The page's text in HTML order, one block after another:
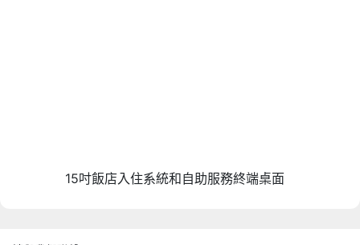
15吋飯店入住系統和自助服務終端桌面